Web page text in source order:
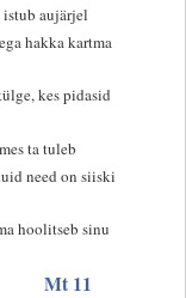
istub aujärjel
hakka kartma
kes pidasid
ta tuleb
need on siiski
hoolitseb sinu
Mt 11